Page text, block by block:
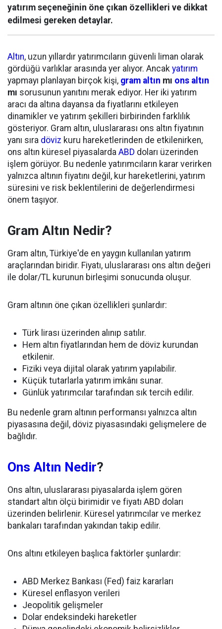
yatırım seçeneğinin öne çıkan özellikleri ve dikkat
edilmesi gereken detaylar.
Altın, uzun yıllardır yatırımcıların güvenli liman olarak
gördüğü varlıklar arasında yer alıyor. Ancak yatırım
yapmayı planlayan birçok kişi, gram altın mı ons altın
mı sorusunun yanıtını merak ediyor. Her iki yatırım
aracı da altına dayansa da fiyatlarını etkileyen
dinamikler ve yatırım şekilleri birbirinden farklılık
gösteriyor. Gram altın, uluslararası ons altın fiyatının
yanı sıra döviz kuru hareketlerinden de etkilenirken,
ons altın küresel piyasalarda ABD doları üzerinden
işlem görüyor. Bu nedenle yatırımcıların karar verirken
yalnızca altının fiyatını değil, kur hareketlerini, yatırım
süresini ve risk beklentilerini de değerlendirmesi
önem taşıyor.
Gram Altın Nedir?
Gram altın, Türkiye'de en yaygın kullanılan yatırım
araçlarından biridir. Fiyatı, uluslararası ons altın değeri
ile dolar/TL kurunun birleşimi sonucunda oluşur.
Gram altının öne çıkan özellikleri şunlardır:
Türk lirası üzerinden alınıp satılır.
Hem altın fiyatlarından hem de döviz kurundan
etkilenir.
Fiziki veya dijital olarak yatırım yapılabilir.
Küçük tutarlarla yatırım imkânı sunar.
Günlük yatırımcılar tarafından sık tercih edilir.
Bu nedenle gram altının performansı yalnızca altın
piyasasına değil, döviz piyasasındaki gelişmelere de
bağlıdır.
Ons Altın Nedir?
Ons altın, uluslararası piyasalarda işlem gören
standart altın ölçü birimidir ve fiyatı ABD doları
üzerinden belirlenir. Küresel yatırımcılar ve merkez
bankaları tarafından yakından takip edilir.
Ons altını etkileyen başlıca faktörler şunlardır:
ABD Merkez Bankası (Fed) faiz kararları
Küresel enflasyon verileri
Jeopolitik gelişmeler
Dolar endeksindeki hareketler